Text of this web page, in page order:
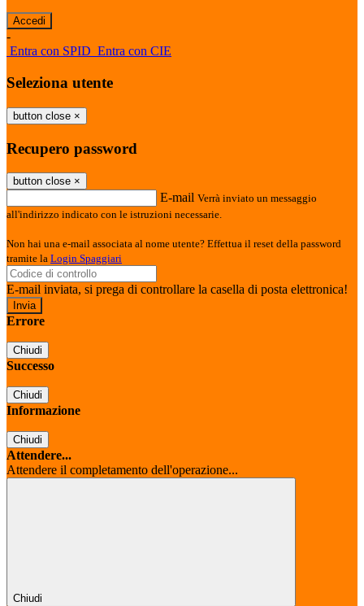
-
Entra con SPID Entra con CIE
Seleziona utente
button close ×
Recupero password
button close ×
E-mail Verrà inviato un messaggio
all'indirizzo indicato con le istruzioni necessarie.
Non hai una e-mail associata al nome utente? Effettua il reset della password
tramite la Login Spaggiari
E-mail inviata, si prega di controllare la casella di posta elettronica!
Errore
Chiudi
Successo
Chiudi
Informazione
Chiudi
Attendere...
Attendere il completamento dell'operazione...
Chiudi